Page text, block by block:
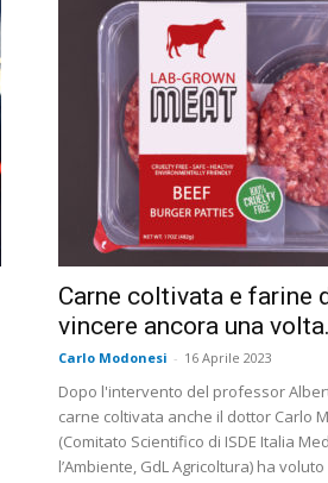
Carne coltivata e farine
vincere ancora una
Carlo Modonesi - 16 Aprile 2023
Dopo l'intervento del professor
carne coltivata anche il dottor Carlo
(Comitato Scientifico di ISDE Italia
l’Ambiente, GdL Agricoltura) ha